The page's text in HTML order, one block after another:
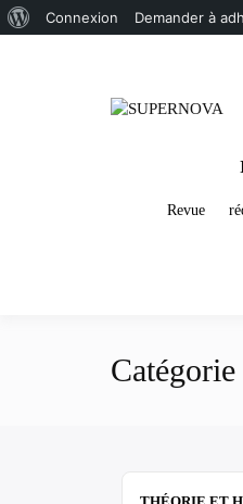
Revue
Catégorie
Connexion Demander à